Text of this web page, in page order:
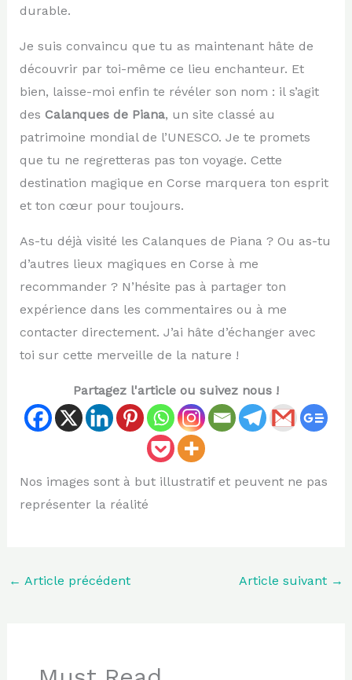
durable.
Je suis convaincu que tu as maintenant hâte de
découvrir par toi-même ce lieu enchanteur. Et
bien, laisse-moi enfin te révéler son nom : il s’agit
des Calanques de Piana, un site classé au
patrimoine mondial de l’UNESCO. Je te promets
que tu ne regretteras pas ton voyage. Cette
destination magique en Corse marquera ton esprit
et ton cœur pour toujours.
As-tu déjà visité les Calanques de Piana ? Ou as-tu
d’autres lieux magiques en Corse à me
recommander ? N’hésite pas à partager ton
expérience dans les commentaires ou à me
contacter directement. J’ai hâte d’échanger avec
toi sur cette merveille de la nature !
Partagez l'article ou suivez nous !
Nos images sont à but illustratif et peuvent ne pas
représenter la réalité
← Article précédent Article suivant →